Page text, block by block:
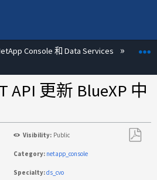
次Console 和 Data Services
API 更新 BlueXP 中
Visibility: Public
Category: netapp_console
Specialty:ds_cvo